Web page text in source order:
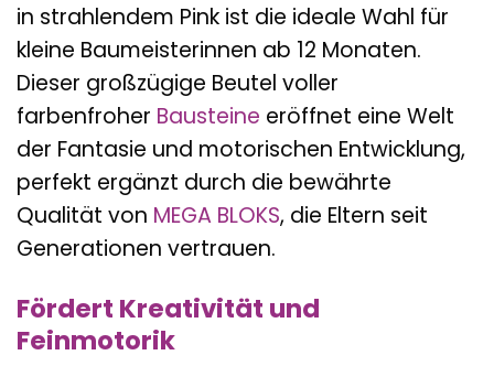
in strahlendem Pink ist die ideale Wahl für
kleine Baumeisterinnen ab 12 Monaten.
Dieser großzügige Beutel voller
farbenfroher Bausteine eröffnet eine Welt
der Fantasie und motorischen Entwicklung,
perfekt ergänzt durch die bewährte
Qualität von MEGA BLOKS, die Eltern seit
Generationen vertrauen.
Fördert Kreativität und
Feinmotorik